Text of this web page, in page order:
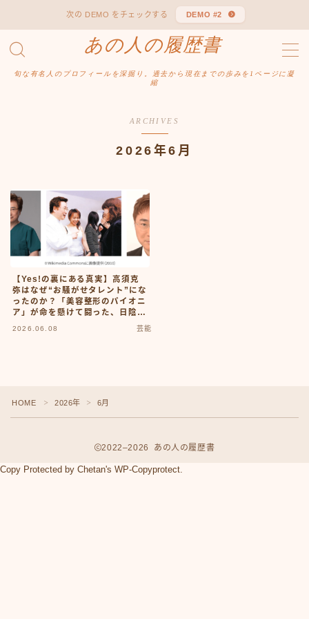
次の DEMO をチェックする DEMO #2
あの人の履歴書
旬な有名人のプロフィールを深掘り。過去から現在までの歩みを1ページに凝
縮
MENU
有料記事の決済完了ページARCHIVES
2026年6月
【Yes!の裏にある真実】高須克
弥はなぜ“お騒がせタレント”にな
ったのか？「美容整形のパイオニ
ア」が命を懸けて闘った、日陰の
医療を日向へ変えるための40年
2026.06.08 芸能
HOME ＞ 2026年 ＞ 6月
2022–2026 あの人の履歴書
Copy Protected by Chetan's WP-Copyprotect